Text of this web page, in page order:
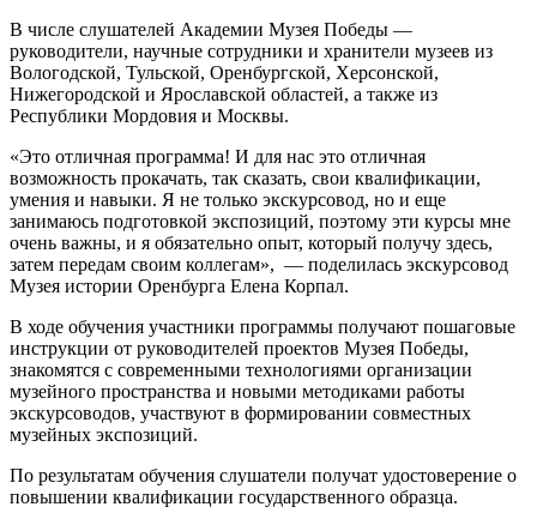
В числе слушателей Академии Музея Победы —
руководители, научные сотрудники и хранители музеев из
Вологодской, Тульской, Оренбургской, Херсонской,
Нижегородской и Ярославской областей, а также из
Республики Мордовия и Москвы.
«Это отличная программа! И для нас это отличная
возможность прокачать, так сказать, свои квалификации,
умения и навыки. Я не только экскурсовод, но и еще
занимаюсь подготовкой экспозиций, поэтому эти курсы мне
очень важны, и я обязательно опыт, который получу здесь,
затем передам своим коллегам», — поделилась экскурсовод
Музея истории Оренбурга Елена Корпал.
В ходе обучения участники программы получают пошаговые
инструкции от руководителей проектов Музея Победы,
знакомятся с современными технологиями организации
музейного пространства и новыми методиками работы
экскурсоводов, участвуют в формировании совместных
музейных экспозиций.
По результатам обучения слушатели получат удостоверение о
повышении квалификации государственного образца.